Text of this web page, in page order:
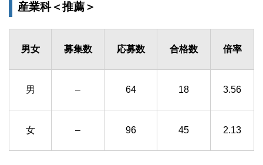
産業科＜推薦＞
男女 募集数 応募数 合格数 倍率
男 – 64 18 3.56
女 – 96 45 2.13